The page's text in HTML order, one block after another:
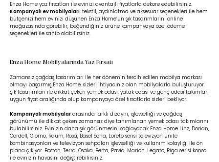
Enza Home yaz fırsatları ile evinizi avantajlı fiyatlarla dekore edebilirsiniz.
Kampanyalı ev mobilyaları, tekstil, aydınlatma ve aksesuar seçenekleri ile hem
bütçenizi hem evinizi düşünen Enza Home’un şık tasarımlarını online
mağazasında görebilir, beğendiğiniz ürüne kampanyaya özel ödeme
seçenekleri ile sahip olabilirsiniz.
Enza Home Mobilyalarında Yaz Fırsatı
Zamansız çağdaş tasarımları ile her dönemin tercih edilen mobilya markası
olmayı başarmış Enza Home, sizleri ihtiyacınız olan mobilyalarla buluşturuyor.
Şık tasarımları ile dikkat çeken yemek odası, yatak odası ve genç odası takımları
uygun fiyat aralığında olup kampanyaya özel fırsatlarla sizleri bekliyor.
Kampanyalı mobilyalar arasında farklı dizaynı, işlevselliği ve çağdaş
görünümü ile dikkat çeken zamansız diye tanımlanan yemek odası takımlarını
bulabilirsiniz. Evinizin daha şık görünmesini sağlayacak Enza Home Linz, Dorian,
Cordell, Giorno, Raum, Rosa, Basel Sona, Loreto serisi televizyon ünite
kombinasyonları ve televizyon sehpaları işlevselliği ve kullanım kolaylığı ile ön
plana çıkıyor. Boston, Terra, Osaka, Berta, Pavia, Marion, Legato, Riga serisi konsol
ile evinizin havasını değiştirebilirsiniz.